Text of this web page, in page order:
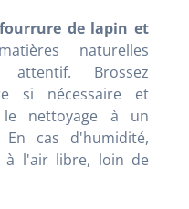
de lapin et
naturelles
Brossez
si nécessaire et
le nettoyage à un
En cas d'humidité,
à l'air libre, loin de